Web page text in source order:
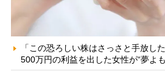
「この恐ろしい株はさっさと手放し
500万円の利益を出した女性が“夢よ